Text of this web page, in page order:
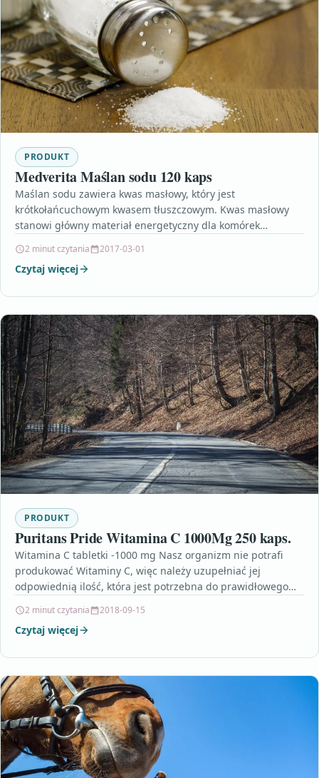
PRODUKT
Medverita Maślan sodu 120 kaps
Maślan sodu zawiera kwas masłowy, który jest
krótkołańcuchowym kwasem tłuszczowym. Kwas masłowy
stanowi główny materiał energetyczny dla komórek
2 minut czytania 2017-03-01
Czytaj więcej
PRODUKT
Puritans Pride Witamina C 1000Mg 250 kaps.
Witamina C tabletki -1000 mg Nasz organizm nie potrafi
produkować Witaminy C, więc należy uzupełniać jej
odpowiednią ilość, która jest potrzebna do prawidłowego
2 minut czytania 2018-09-15
Czytaj więcej